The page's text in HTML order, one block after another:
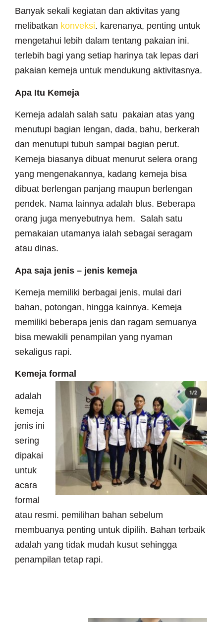
Banyak sekali kegiatan dan aktivitas yang
melibatkan konveksi. karenanya, penting untuk
mengetahui lebih dalam tentang pakaian ini.
terlebih bagi yang setiap harinya tak lepas dari
pakaian kemeja untuk mendukung aktivitasnya.
Apa Itu Kemeja
Kemeja adalah salah satu pakaian atas yang
menutupi bagian lengan, dada, bahu, berkerah
dan menutupi tubuh sampai bagian perut.
Kemeja biasanya dibuat menurut selera orang
yang mengenakannya, kadang kemeja bisa
dibuat berlengan panjang maupun berlengan
pendek. Nama lainnya adalah blus. Beberapa
orang juga menyebutnya hem. Salah satu
pemakaian utamanya ialah sebagai seragam
atau dinas.
Apa saja jenis – jenis kemeja
Kemeja memiliki berbagai jenis, mulai dari
bahan, potongan, hingga kainnya. Kemeja
memiliki beberapa jenis dan ragam semuanya
bisa mewakili penampilan yang nyaman
sekaligus rapi.
Kemeja formal
adalah
kemeja
jenis ini
sering
dipakai
untuk
acara
formal
atau resmi. pemilihan bahan sebelum
membuanya penting untuk dipilih. Bahan terbaik
adalah yang tidak mudah kusut sehingga
penampilan tetap rapi.